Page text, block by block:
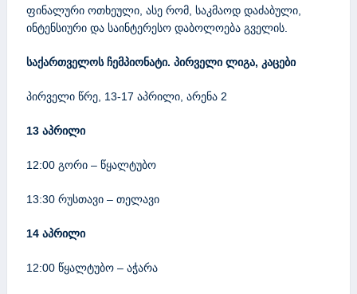
ფინალური ოთხეული, ასე რომ, საკმაოდ დაძაბული,
ინტენსიური და საინტერესო დაბოლოება გველის.
საქართველოს ჩემპიონატი. პირველი ლიგა, კაცები
პირველი წრე, 13-17 აპრილი, არენა 2
13 აპრილი
12:00 გორი – წყალტუბო
13:30 რუსთავი – თელავი
14 აპრილი
12:00 წყალტუბო – აჭარა